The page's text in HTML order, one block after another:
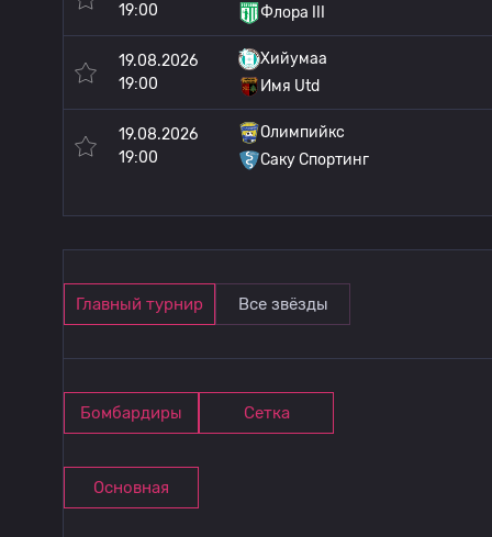
19:00
Флора III
19.08.2026
19:00
Хийумаа
Имя Utd
19.08.2026
19:00
Олимпийкс
Саку Спортинг
Главный турнир Все звёзды
Бомбардиры Сетка
Основная